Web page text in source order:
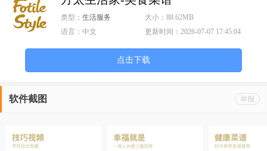
类型： 生活服务 大小：88.62MB
语言： 中文 更新时间：2026-07-07 17:45:04
点击下载
举报
软件截图